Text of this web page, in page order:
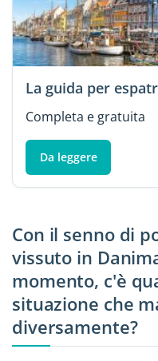
La guida per
Completa e gratuita
Da leggere
Con il senno di
vissuto in
momento, c'è
situazione che
diversamente?